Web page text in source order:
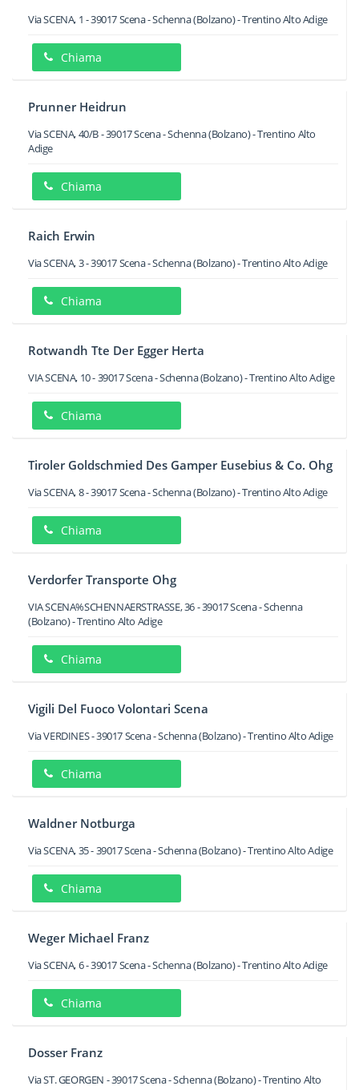
Via SCENA, 1 -39017Scena - Schenna(Bolzano) -Trentino Alto Adige
Chiama
Prunner Heidrun
Via SCENA, 40/B-39017Scena - Schenna(Bolzano) -Trentino Alto
Adige
Chiama
Raich Erwin
Via SCENA, 3-39017Scena - Schenna(Bolzano) -Trentino Alto Adige
Chiama
Rotwandh Tte Der Egger Herta
VIA SCENA, 10-39017Scena - Schenna(Bolzano) -Trentino Alto Adige
Chiama
Tiroler Goldschmied Des Gamper Eusebius & Co. Ohg
Via SCENA, 8-39017Scena - Schenna(Bolzano) -Trentino Alto Adige
Chiama
Verdorfer Transporte Ohg
VIA SCENA%SCHENNAERSTRASSE, 36-39017Scena - Schenna
(Bolzano) -Trentino Alto Adige
Chiama
Vigili Del Fuoco Volontari Scena
Via VERDINES-39017Scena - Schenna(Bolzano) -Trentino Alto Adige
Chiama
Waldner Notburga
Via SCENA, 35-39017Scena - Schenna(Bolzano) -Trentino Alto Adige
Chiama
Weger Michael Franz
Via SCENA, 6-39017Scena - Schenna(Bolzano) -Trentino Alto Adige
Chiama
Dosser Franz
Via ST. GEORGEN -39017Scena - Schenna(Bolzano) -Trentino Alto